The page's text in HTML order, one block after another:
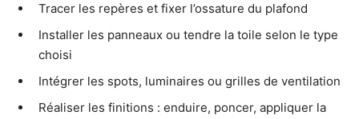
Tracer les repères et fixer l’ossature du plafond
Installer les panneaux ou tendre la toile selon le type
choisi
Intégrer les spots, luminaires ou grilles de ventilation
Réaliser les finitions : enduire, poncer, appliquer la